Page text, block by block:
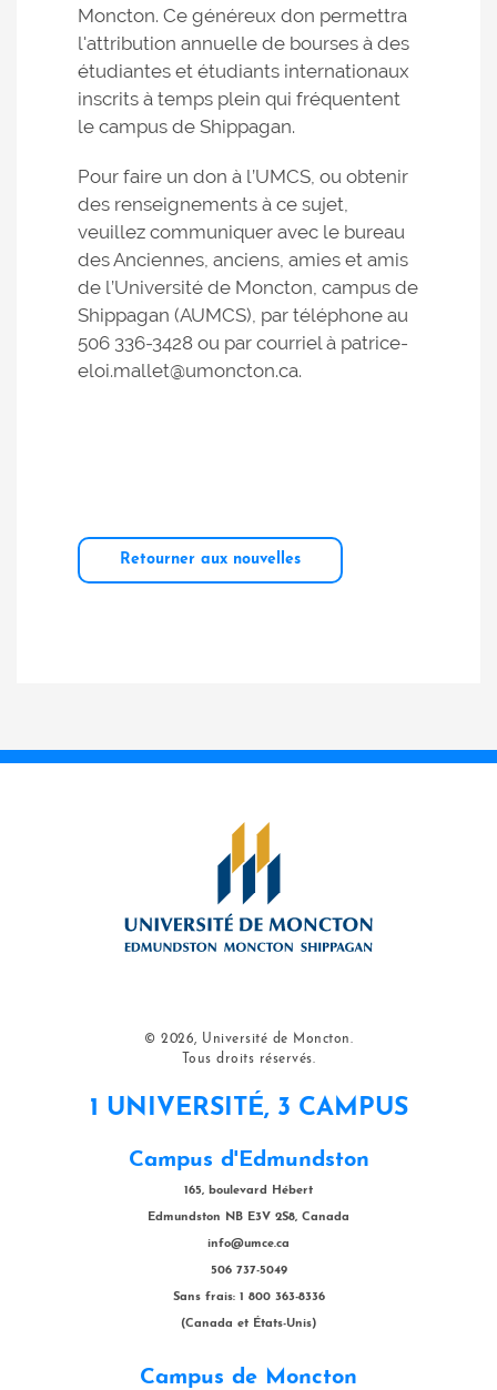
Moncton. Ce généreux don permettra
l'attribution annuelle de bourses à des
étudiantes et étudiants internationaux
inscrits à temps plein qui fréquentent
le campus de Shippagan.
Pour faire un don à l’UMCS, ou obtenir
des renseignements à ce sujet,
veuillez communiquer avec le bureau
des Anciennes, anciens, amies et amis
de l’Université de Moncton, campus de
Shippagan (AUMCS), par téléphone au
506 336-3428 ou par courriel à patrice-
eloi.mallet@umoncton.ca.
Retourner aux nouvelles
© 2026, Université de Moncton.
Tous droits réservés.
1 UNIVERSITÉ, 3 CAMPUS
Campus d'Edmundston
165, boulevard Hébert
Edmundston NB E3V 2S8, Canada
info@umce.ca
506 737-5049
Sans frais: 1 800 363-8336
(Canada et États-Unis)
Campus de Moncton